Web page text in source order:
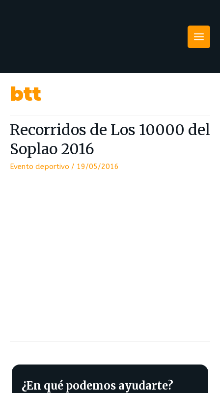
btt
Recorridos de Los 10000 del
Soplao 2016
Evento deportivo / 19/05/2016
¿En qué podemos ayudarte?